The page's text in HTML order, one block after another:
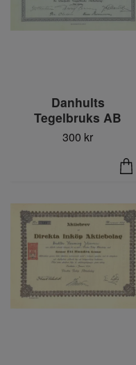
Danhults
Tegelbruks AB
300 kr